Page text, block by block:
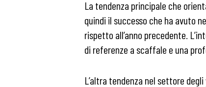
La tendenza principale che
quindi il successo che ha avuto
rispetto all’anno precedente.
di referenze a scaffale e una
L’altra tendenza nel settore